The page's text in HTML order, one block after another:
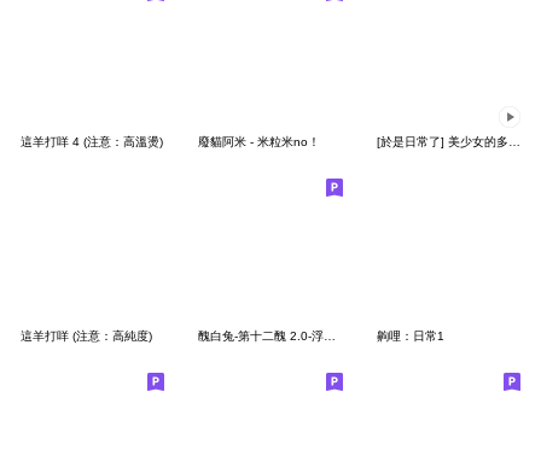
這羊打咩 4 (注意：高溫燙) 廢貓阿米 - 米粒米no！
這羊打咩 (注意：高純度) 齁哩：日常1